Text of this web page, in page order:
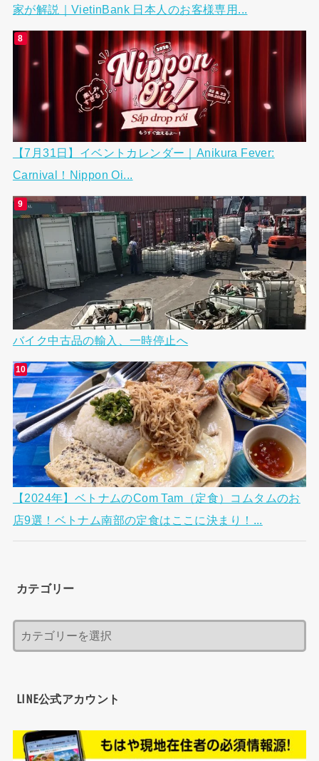
家が解説｜VietinBank 日本人のお客様専用...
【7月31日】イベントカレンダー｜Anikura Fever:
Carnival！Nippon Oi...
バイク中古品の輸入、一時停止へ
【2024年】ベトナムのCom Tam（定食）コムタムのお
店9選！ベトナム南部の定食はここに決まり！...
カテゴリー
LINE公式アカウント